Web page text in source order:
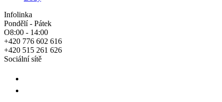
Infolinka
Pondělí - Pátek
O8:00 - 14:00
+420 776 602 616
+420 515 261 626
Sociální sítě